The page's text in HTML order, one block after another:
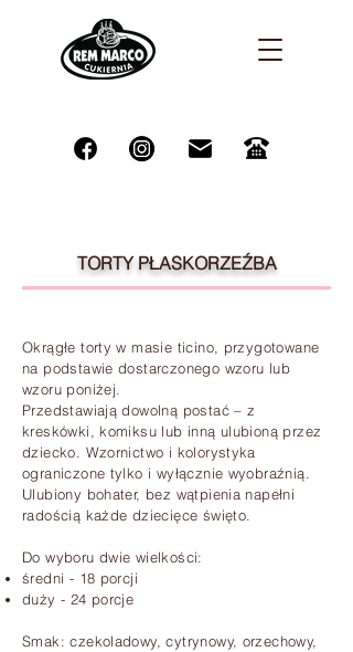
TORTY PŁASKORZEŹBA
Okrągłe torty w masie ticino, przygotowane
na podstawie dostarczonego wzoru lub
wzoru poniżej.
Przedstawiają dowolną postać – z
kreskówki, komiksu lub inną ulubioną przez
dziecko. Wzornictwo i kolorystyka
ograniczone tylko i wyłącznie wyobraźnią.
Ulubiony bohater, bez wątpienia napełni
radością każde dziecięce święto.
Do wyboru dwie wielkości:
średni - 18 porcji
duży - 24 porcje
Smak: czekoladowy, cytrynowy, orzechowy,